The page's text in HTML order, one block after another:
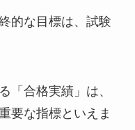
的な目標は、試験
「合格実績」は、
要な指標といえま